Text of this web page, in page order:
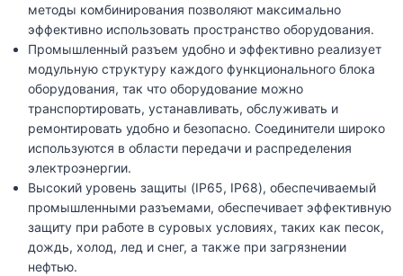
методы комбинирования позволяют максимально
эффективно использовать пространство оборудования.
Промышленный разъем удобно и эффективно реализует
модульную структуру каждого функционального блока
оборудования, так что оборудование можно
транспортировать, устанавливать, обслуживать и
ремонтировать удобно и безопасно. Соединители широко
используются в области передачи и распределения
электроэнергии.
Высокий уровень защиты (IP65, IP68), обеспечиваемый
промышленными разъемами, обеспечивает эффективную
защиту при работе в суровых условиях, таких как песок,
дождь, холод, лед и снег, а также при загрязнении
нефтью.